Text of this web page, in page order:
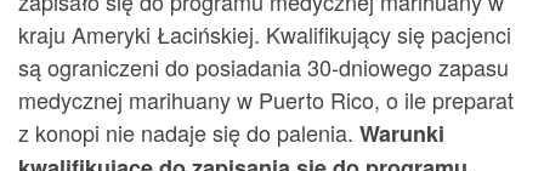
kraju Ameryki Łacińskiej. Kwalifikujący się pacjenci
są ograniczeni do posiadania 30-dniowego zapasu
medycznej marihuany w Puerto Rico, o ile preparat
z konopi nie nadaje się do palenia. Warunki